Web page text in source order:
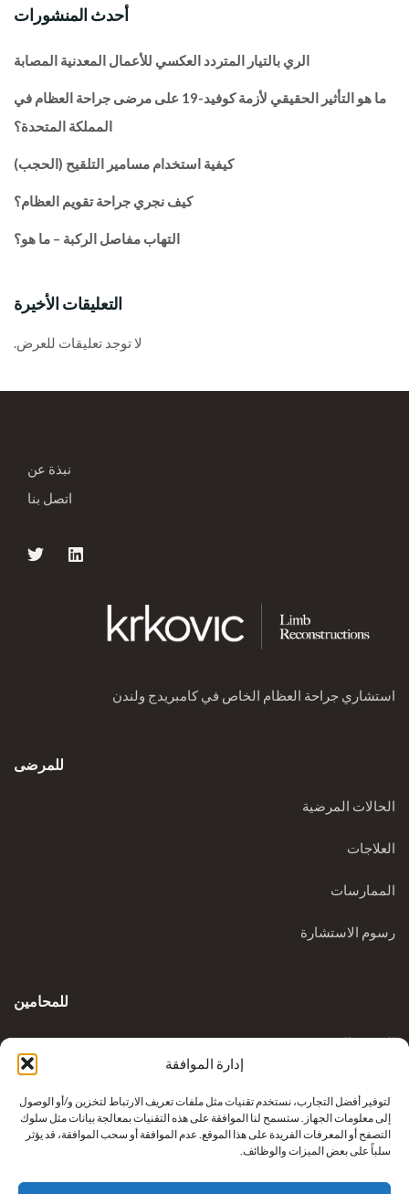
إدارة الموافقة
لتوفير أفضل التجارب، نستخدم تقنيات مثل ملفات تعريف الارتباط لتخزين و/أو الوصول
إلى معلومات الجهاز. ستسمح لنا الموافقة على هذه التقنيات بمعالجة بيانات مثل سلوك
التصفح أو المعرفات الفريدة على هذا الموقع. عدم الموافقة أو سحب الموافقة، قد يؤثر
سلباً على بعض الميزات والوظائف.
أحدث المنشورات
الري بالتيار المتردد العكسي للأعمال المعدنية المصابة
ما هو التأثير الحقيقي لأزمة كوفيد-19 على مرضى جراحة العظام في
المملكة المتحدة؟
كيفية استخدام مسامير التلقيح (الحجب)
كيف نجري جراحة تقويم العظام؟
التهاب مفاصل الركبة – ما هو؟
التعليقات الأخيرة
لا توجد تعليقات للعرض.
نبذة عن
اتصل بنا
استشاري جراحة العظام الخاص في كامبريدج ولندن
للمرضى
الحالات المرضية
العلاجات
الممارسات
رسوم الاستشارة
للمحامين
المدونة السريرية